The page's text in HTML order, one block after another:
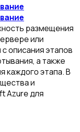
размещения
или
описания этапов
а также
каждого этапа. В
и
Azure для